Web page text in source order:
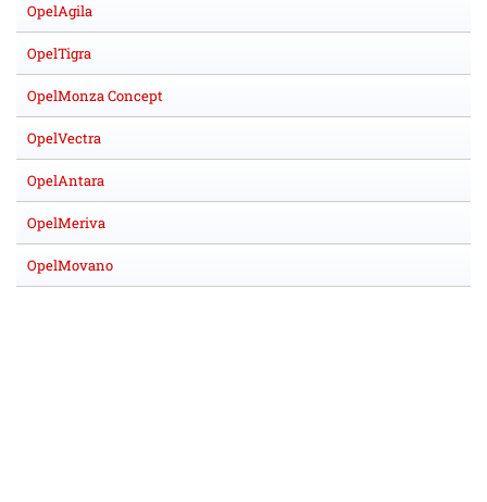
OpelAgila
OpelTigra
OpelMonza Concept
OpelVectra
OpelAntara
OpelMeriva
OpelMovano